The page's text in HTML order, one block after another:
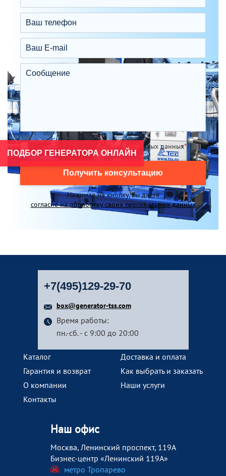
Я согласен на обработку персональных данных*
Получить консультацию
Нажимая на кнопку, вы даете
согласие на обработку своих персональных данных
+7(495)129-29-70
box@generator-tss.com
Время работы:
пн.-сб. - с 9:00 до 20:00
Каталог
Доставка и оплата
Гарантия и возврат
Как выбрать и заказать
О компании
Наши услуги
Контакты
Наш офис
Москва, Ленинский проспект, 119А
Бизнес-центр «Ленинский 119А»
метро Тропарево
ПОДБОР ГЕНЕРАТОРА ОНЛАЙН